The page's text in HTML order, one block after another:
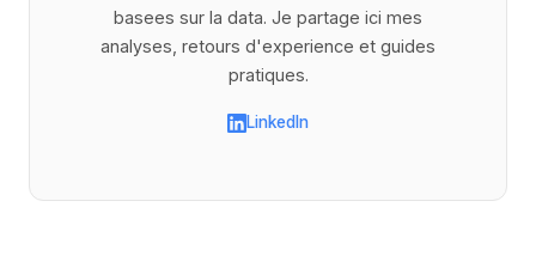
basees sur la data. Je partage ici mes
analyses, retours d'experience et guides
pratiques.
LinkedIn